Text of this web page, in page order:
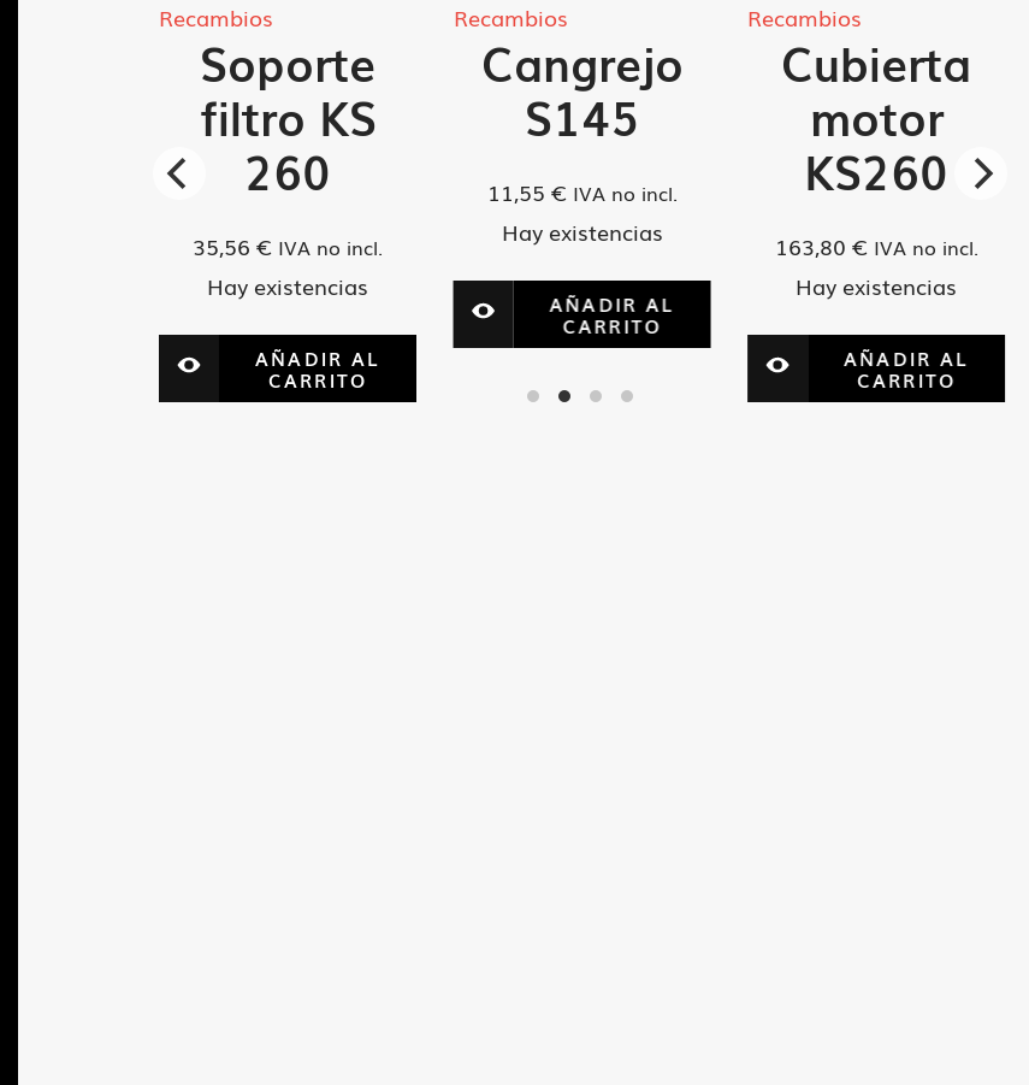
91
cantidad
Recambios
Soporte
filtro KS
260
35,56€ IVA no incl.
Hay existencias
AÑADIR AL
CARRITO
Recambios
Cangrejo
S145
11,55 € IVA no incl.
Hay existencias
AÑADIR AL
CARRITO
Recambios
Cubierta
motor
KS260
163,80 € IVA no incl.
Hay existencias
AÑADIR AL
CARRITO